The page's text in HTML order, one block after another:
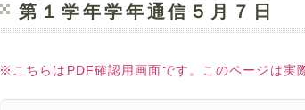
第１学年学年通信５月７日
※こちらはPDF確認用画面です。このページは実